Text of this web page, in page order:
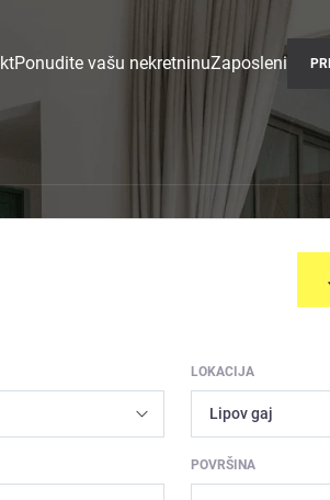
Ponudite vašu nekretninuZaposleni
LOKACIJA
Lipov gaj
POVRŠINA